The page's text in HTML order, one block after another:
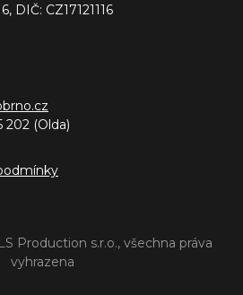
DIČ: CZ17121116
202 (Olda)
Production s.r.o., všechna práva
vyhrazena